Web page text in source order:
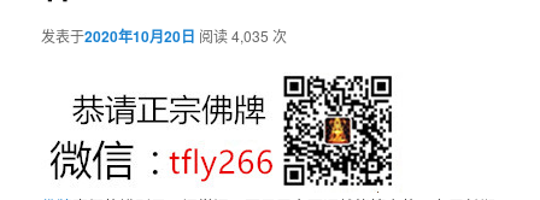
发表于2020年10月20日 阅读 4,035 次